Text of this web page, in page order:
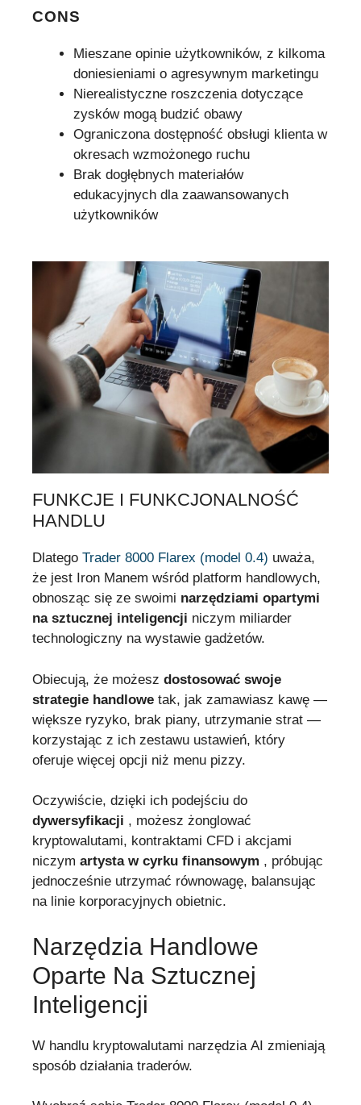
CONS
Mieszane opinie użytkowników, z kilkoma
doniesieniami o agresywnym marketingu
Nierealistyczne roszczenia dotyczące
zysków mogą budzić obawy
Ograniczona dostępność obsługi klienta w
okresach wzmożonego ruchu
Brak dogłębnych materiałów
edukacyjnych dla zaawansowanych
użytkowników
FUNKCJE I FUNKCJONALNOŚĆ
HANDLU
Dlatego Trader 8000 Flarex (model 0.4) uważa,
że jest Iron Manem wśród platform handlowych,
obnosząc się ze swoimi narzędziami opartymi
na sztucznej inteligencji niczym miliarder
technologiczny na wystawie gadżetów.
Obiecują, że możesz dostosować swoje
strategie handlowe tak, jak zamawiasz kawę —
większe ryzyko, brak piany, utrzymanie strat —
korzystając z ich zestawu ustawień, który
oferuje więcej opcji niż menu pizzy.
Oczywiście, dzięki ich podejściu do
dywersyfikacji , możesz żonglować
kryptowalutami, kontraktami CFD i akcjami
niczym artysta w cyrku finansowym , próbując
jednocześnie utrzymać równowagę, balansując
na linie korporacyjnych obietnic.
Narzędzia Handlowe
Oparte Na Sztucznej
Inteligencji
W handlu kryptowalutami narzędzia AI zmieniają
sposób działania traderów.